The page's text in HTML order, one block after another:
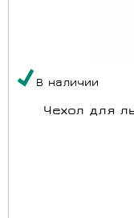
В наличии
Чехол для